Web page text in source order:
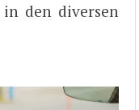
den diversen